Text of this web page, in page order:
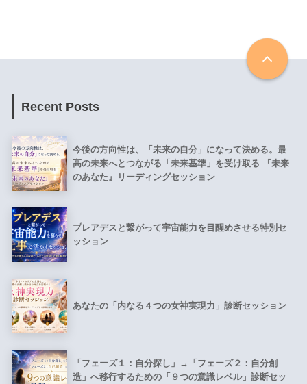
Recent Posts
今後の方向性は、「未来の自分」になって決める。最
高の未来へとつながる「未来基準」を受け取る 『未来
のあなた』リーディングセッション
プレアデスと繋がって宇宙能力を目醒めさせる特別セ
ッション
あなたの「内なる４つの女神実現力」診断セッション
「フェーズ１：自分探し」→「フェーズ２：自分創
造」へ移行するための「９つの意識レベル」診断セッ